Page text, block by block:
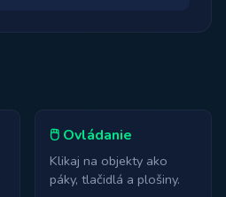
🖱️ Ovládanie
Klikaj na objekty ako
páky, tlačidlá a plošiny.